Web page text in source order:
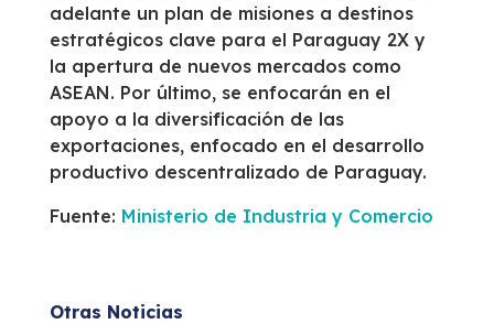
adelante un plan de misiones a destinos
estratégicos clave para el Paraguay 2X y
la apertura de nuevos mercados como
ASEAN. Por último, se enfocarán en el
apoyo a la diversificación de las
exportaciones, enfocado en el desarrollo
productivo descentralizado de Paraguay.
Fuente: Ministerio de Industria y Comercio
Otras Noticias